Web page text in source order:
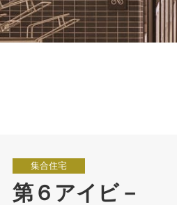
集合住宅
第６アイビ－